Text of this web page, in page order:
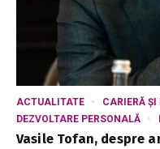
ACTUALITATE
CARIERĂ ȘI
DEZVOLTARE PERSONALĂ
Vasile Tofan, despre